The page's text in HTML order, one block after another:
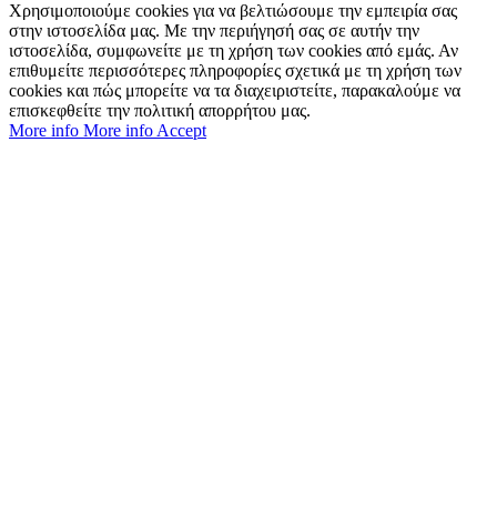
Χρησιμοποιούμε cookies για να βελτιώσουμε την εμπειρία σας
στην ιστοσελίδα μας. Με την περιήγησή σας σε αυτήν την
ιστοσελίδα, συμφωνείτε με τη χρήση των cookies από εμάς. Αν
επιθυμείτε περισσότερες πληροφορίες σχετικά με τη χρήση των
cookies και πώς μπορείτε να τα διαχειριστείτε, παρακαλούμε να
επισκεφθείτε την πολιτική απορρήτου μας.
More info More info Accept